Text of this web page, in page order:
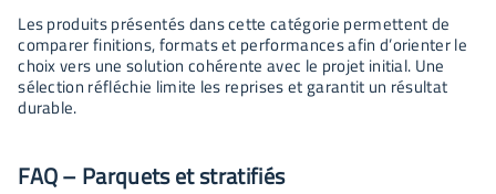
Les produits présentés dans cette catégorie permettent de
comparer finitions, formats et performances afin d’orienter le
choix vers une solution cohérente avec le projet initial. Une
sélection réfléchie limite les reprises et garantit un résultat
durable.
FAQ – Parquets et stratifiés